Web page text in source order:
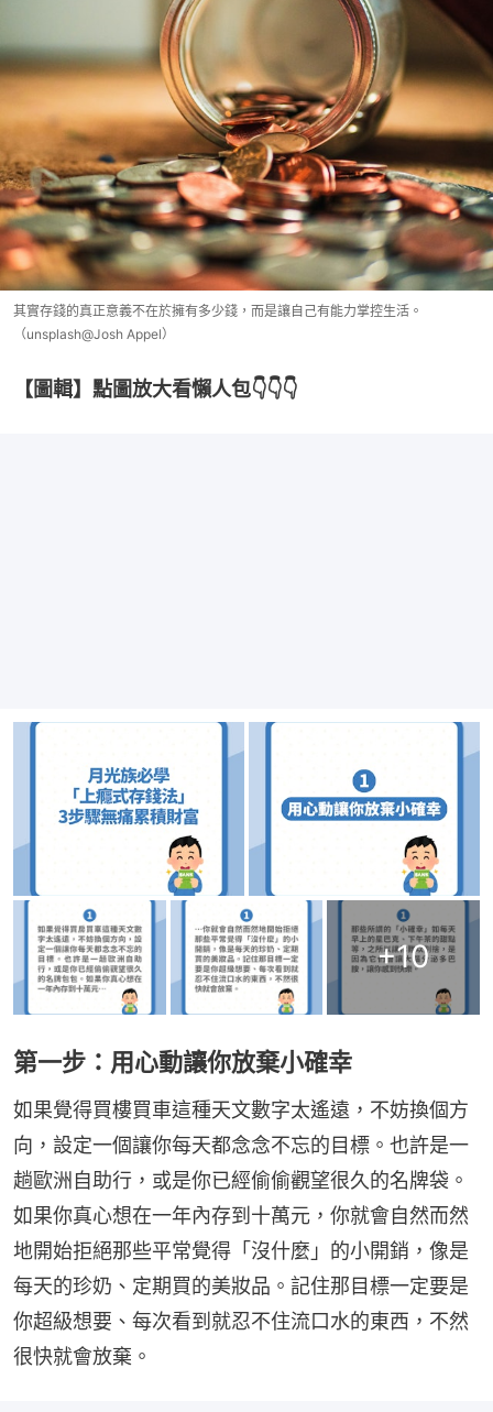
其實存錢的真正意義不在於擁有多少錢，而是讓自己有能力掌控生活。
（unsplash@Josh Appel）
【圖輯】點圖放大看懶人包👇👇👇
+10
第一步：用心動讓你放棄小確幸
如果覺得買樓買車這種天文數字太遙遠，不妨換個方
向，設定一個讓你每天都念念不忘的目標。也許是一
趟歐洲自助行，或是你已經偷偷觀望很久的名牌袋。
如果你真心想在一年內存到十萬元，你就會自然而然
地開始拒絕那些平常覺得「沒什麼」的小開銷，像是
每天的珍奶、定期買的美妝品。記住那目標一定要是
你超級想要、每次看到就忍不住流口水的東西，不然
很快就會放棄。